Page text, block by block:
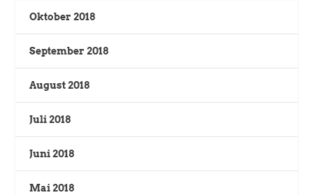
Oktober 2018
September 2018
August 2018
Juli 2018
Juni 2018
Mai 2018